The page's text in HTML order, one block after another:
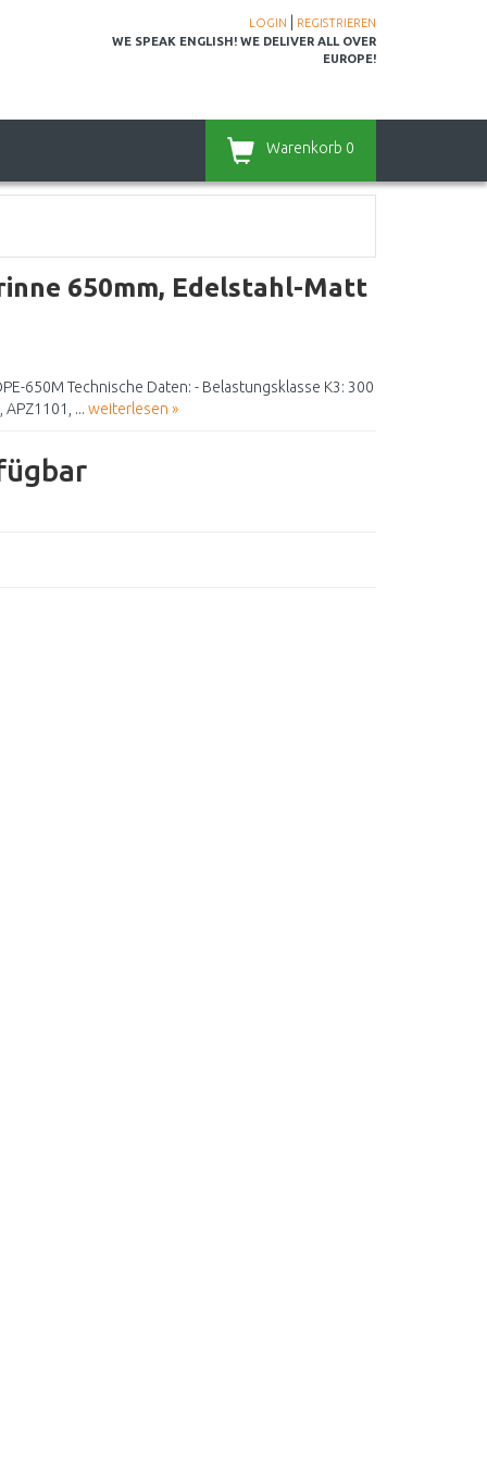
LOGIN
REGISTRIEREN
WE SPEAK ENGLISH! WE DELIVER ALL OVER
EUROPE!
Warenkorb 0
650mm, Edelstahl-Matt
650M Technische Daten: - Belastungsklasse K3: 300
... weiterlesen »